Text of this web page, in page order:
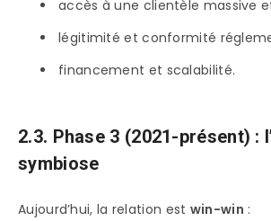
accès à une clientèle massive
légitimité et conformité
financement et scalabilité.
2.3. Phase 3 (2021-présent) :
symbiose
Aujourd’hui, la relation est win-win :